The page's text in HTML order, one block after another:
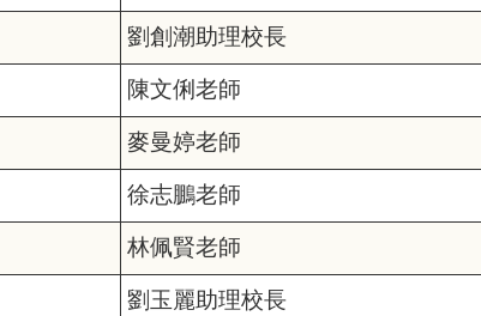
劉創潮助理校長
陳文俐老師
麥曼婷老師
徐志鵬老師
林佩賢老師
劉玉麗助理校長